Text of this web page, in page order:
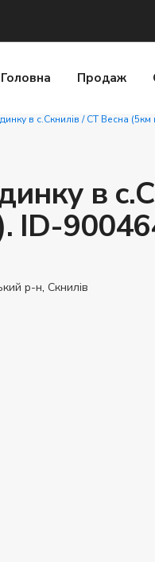
Головна Продаж
в с.Скнилів / СТ Весна (5км
в
ID-
р-н, Скнилів